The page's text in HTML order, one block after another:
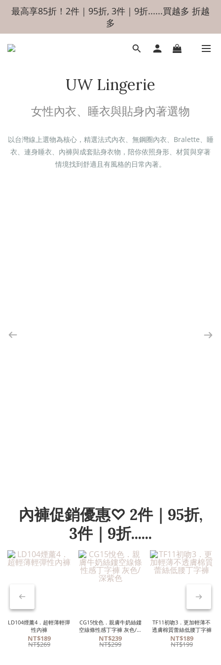
最高享85折！2件｜95折, 3件｜9折......買越多 折越
多
UW Lingerie
女性內衣、睡衣與貼身內著選物
以台灣線上選物為核心，精選法式內衣、無鋼圈內衣、Bralette、睡
衣、連身睡衣、內褲與成套貼身衣物，陪你依照身形、材質與穿著
情境找到舒適且有風格的日常內著。
內褲促銷優惠♡ 2件｜95折,
3件｜9折......
LD104煙薰4．超輕薄輕彈
性內褲
NT$189
NT$269
CG15悅色．親膚牛奶絲鏤
空線條性感丁字褲 灰色/深
紫色
NT$239
NT$299
TF11初吻3．更加輕薄不
透膚棉質蕾絲低腰丁字褲
NT$189
NT$199